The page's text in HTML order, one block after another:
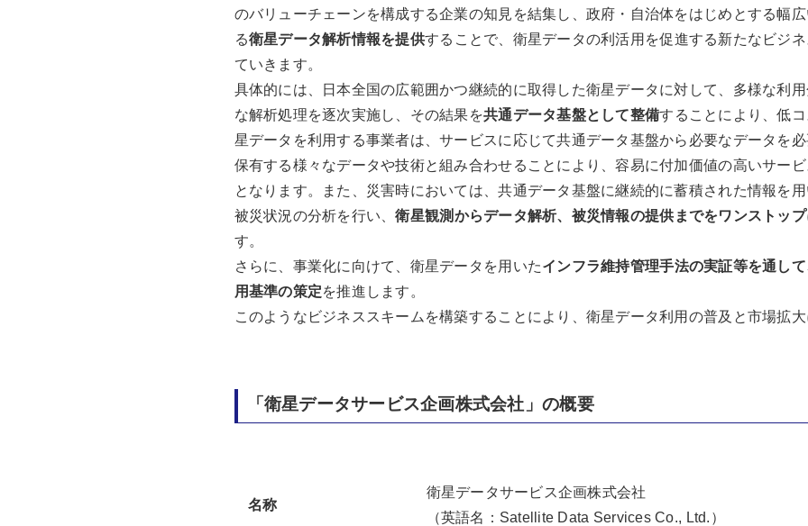
のバリューチェーンを構成する企業の知見を結集し、政府・自治体をはじめとする幅
る衛星データ解析情報を提供することで、衛星データの利活用を促進する新たなビジ
ていきます。
具体的には、日本全国の広範囲かつ継続的に取得した衛星データに対して、多様な利
な解析処理を逐次実施し、その結果を共通データ基盤として整備することにより、低
星データを利用する事業者は、サービスに応じて共通データ基盤から必要なデータを
保有する様々なデータや技術と組み合わせることにより、容易に付加価値の高いサー
となります。また、災害時においては、共通データ基盤に継続的に蓄積された情報を
被災状況の分析を行い、衛星観測からデータ解析、被災情報の提供までをワンストップ
す。
さらに、事業化に向けて、衛星データを用いたインフラ維持管理手法の実証等を通し
用基準の策定を推進します。
このようなビジネススキームを構築することにより、衛星データ利用の普及と市場拡
「衛星データサービス企画株式会社」の概要
名称
衛星データサービス企画株式会社
（英語名：Satellite Data Services Co., Ltd.）